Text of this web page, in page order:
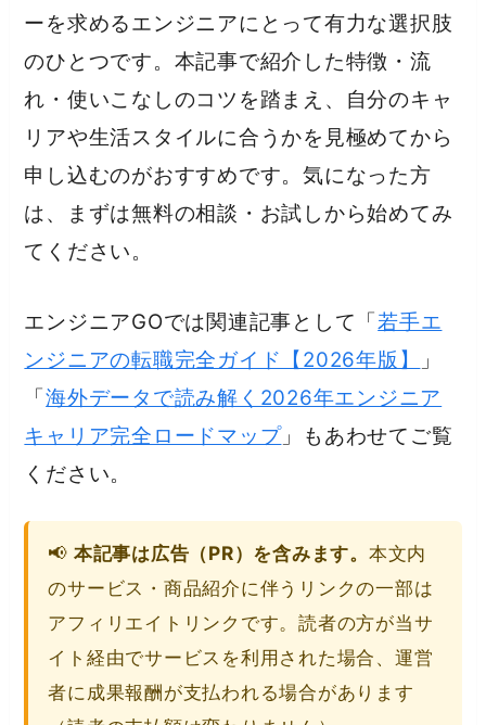
ーを求めるエンジニアにとって有力な選択肢
のひとつです。本記事で紹介した特徴・流
れ・使いこなしのコツを踏まえ、自分のキャ
リアや生活スタイルに合うかを見極めてから
申し込むのがおすすめです。気になった方
は、まずは無料の相談・お試しから始めてみ
てください。
エンジニアGOでは関連記事として「若手エ
ンジニアの転職完全ガイド【2026年版】
」
「海外データで読み解く2026年エンジニア
キャリア完全ロードマップ」もあわせてご覧
ください。
📢 本記事は広告（PR）を含みます。 本文内
のサービス・商品紹介に伴うリンクの一部は
アフィリエイトリンクです。読者の方が当サ
イト経由でサービスを利用された場合、運営
者に成果報酬が支払われる場合があります